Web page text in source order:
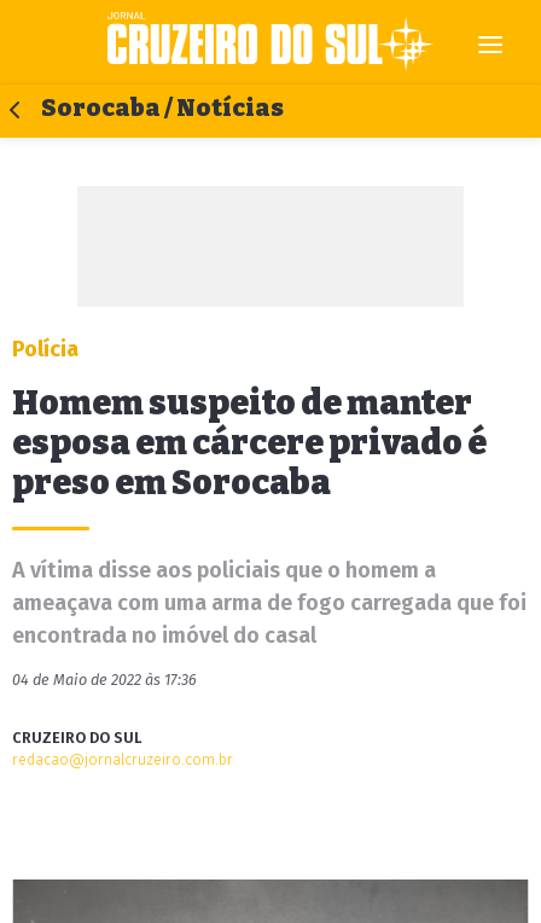
Sorocaba / Notícias
Polícia
Homem suspeito de manter
esposa em cárcere privado é
preso em Sorocaba
A vítima disse aos policiais que o homem a
ameaçava com uma arma de fogo carregada que foi
encontrada no imóvel do casal
04 de Maio de 2022 às 17:36
CRUZEIRO DO SUL
redacao@jornalcruzeiro.com.br